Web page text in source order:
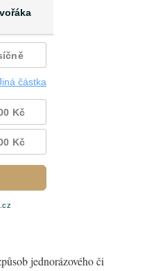
jednorázového či